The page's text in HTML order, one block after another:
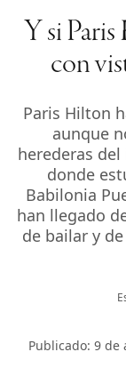
Y si
con
Paris Hilton
aunque
herederas
donde
Babilonia
han llegado
de bailar y
Publicado: 9 de